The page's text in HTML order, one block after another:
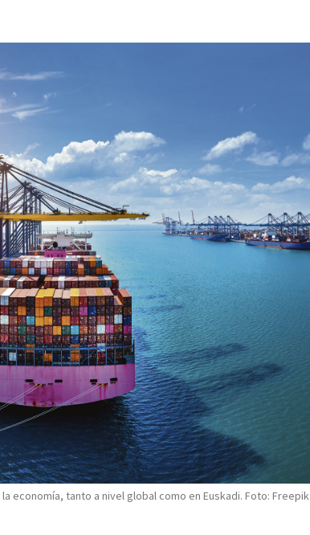
economía, tanto a nivel global como en Euskadi. Foto: Freepik